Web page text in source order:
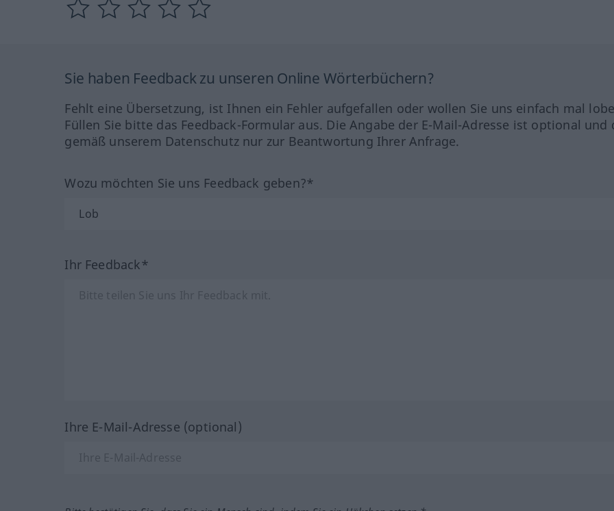
Sie haben Feedback zu unseren Online Wörterbüchern?
Fehlt eine Übersetzung, ist Ihnen ein Fehler aufgefallen oder wollen Sie uns einfach mal
Füllen Sie bitte das Feedback-Formular aus. Die Angabe der E-Mail-Adresse ist optional und
gemäß unserem Datenschutz nur zur Beantwortung Ihrer Anfrage.
Wozu möchten Sie uns Feedback geben?*
Ihr Feedback*
Ihre E-Mail-Adresse (optional)